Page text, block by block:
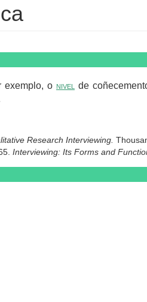
exemplo, o nivel de
Research Interviewing.
Interviewing: Its Forms and